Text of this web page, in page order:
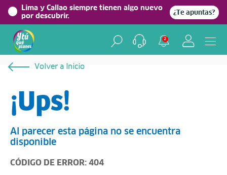
Lima y Callao siempre tienen algo nuevo
por descubrir.
¿Te apuntas?
2
Volver a Inicio
¡Ups!
Al parecer esta página no se encuentra
disponible
CÓDIGO DE ERROR: 404